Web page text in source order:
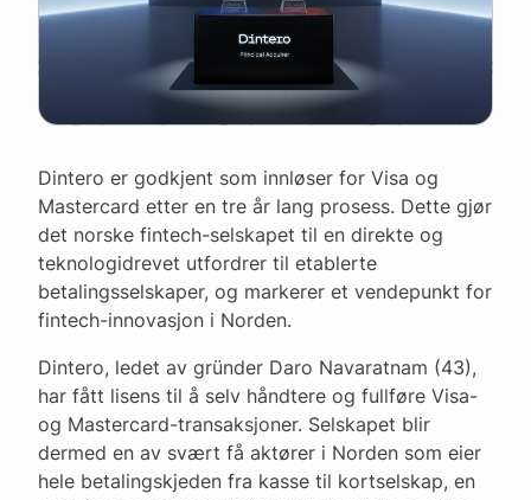
Dintero er godkjent som innløser for Visa og
Mastercard etter en tre år lang prosess. Dette gjør
det norske fintech-selskapet til en direkte og
teknologidrevet utfordrer til etablerte
betalingsselskaper, og markerer et vendepunkt for
fintech-innovasjon i Norden.
Dintero, ledet av gründer Daro Navaratnam (43),
har fått lisens til å selv håndtere og fullføre Visa-
og Mastercard-transaksjoner. Selskapet blir
dermed en av svært få aktører i Norden som eier
hele betalingskjeden fra kasse til kortselskap, en